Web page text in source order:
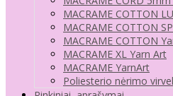
MACRAME COTTON
MACRAME COTTON
MACRAME COTTON
MACRAME XL Yarn Art
MACRAME YarnArt
Poliesterio nėrimo